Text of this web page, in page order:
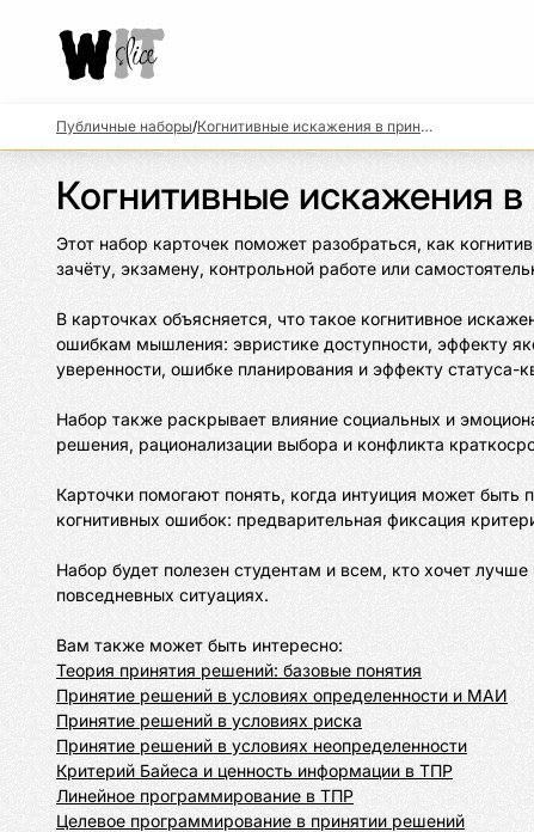
Публичные наборы/ Когнитивные искажения в принятии решений
Когнитивные искажения
Этот набор карточек поможет разобраться, как
зачёту, экзамену, контрольной работе или
В карточках объясняется, что такое когнитивное
ошибкам мышления: эвристике доступности, эффекту
уверенности, ошибке планирования и эффекту статуса-
Набор также раскрывает влияние социальных и
решения, рационализации выбора и конфликта
Карточки помогают понять, когда интуиция может
когнитивных ошибок: предварительная фиксация
Набор будет полезен студентам и всем, кто хочет
повседневных ситуациях.
Теория принятия решений: базовые понятия
Принятие решений в условиях определенности и МАИ
Принятие решений в условиях риска
Принятие решений в условиях неопределенности
Критерий Байеса и ценность информации в ТПР
Линейное программирование в ТПР
Целевое программирование в принятии решений